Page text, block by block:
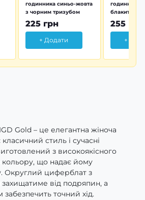
годинника синьо-жовта
з чорним тризубом
225 грн
+ Додати
годинника
блакитна
255 грн
+
Gold – це елегантна жіноча
стиль і сучасні
з високоякісного
кольору, що надає йому
Округлий циферблат з
від подряпин, а
точний хід.